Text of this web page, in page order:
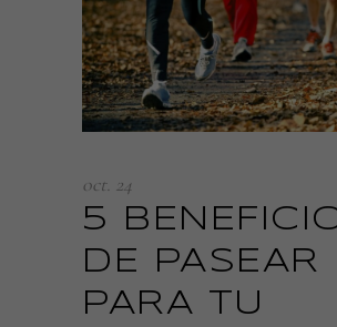
oct. 24
5
DE PASEAR
PARA TU